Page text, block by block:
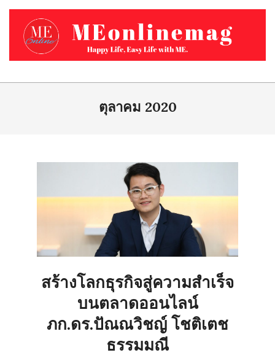
Skip
content
Primary
ตุลาคม 2020
สร้างโลกธุรกิจสู่ความสำเร็จ
บนตลาดออนไลน์
ภก.ดร.ปัณณวิชญ์ โชติเตช
ธรรมมณี